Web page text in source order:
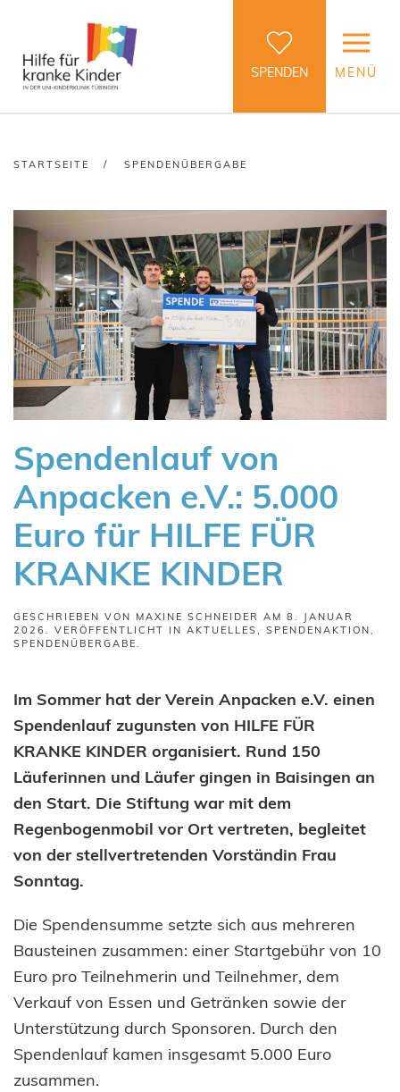
SPENDEN MENÜ
STARTSEITE SPENDENÜBERGABE
Spendenlauf von
Anpacken e.V.: 5.000
Euro für HILFE FÜR
KRANKE KINDER
GESCHRIEBEN VON MAXINE SCHNEIDER AM 8. JANUAR
2026 . VERÖFFENTLICHT IN AKTUELLES, SPENDENAKTION,
SPENDENÜBERGABE.
Im Sommer hat der Verein Anpacken e.V. einen
Spendenlauf zugunsten von HILFE FÜR
KRANKE KINDER organisiert. Rund 150
Läuferinnen und Läufer gingen in Baisingen an
den Start. Die Stiftung war mit dem
Regenbogenmobil vor Ort vertreten, begleitet
von der stellvertretenden Vorständin Frau
Sonntag.
Die Spendensumme setzte sich aus mehreren
Bausteinen zusammen: einer Startgebühr von 10
Euro pro Teilnehmerin und Teilnehmer, dem
Verkauf von Essen und Getränken sowie der
Unterstützung durch Sponsoren. Durch den
Spendenlauf kamen insgesamt 5.000 Euro
zusammen.